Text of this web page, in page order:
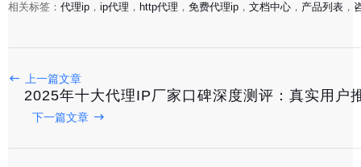
相关标签： 代理ip ， ip代理 ， http代理 ， 免费代理ip ， 文档中心 ， 产品列表 ，
上一篇文章
2025年十大代理IP厂家口碑深度测评：真实用户
下一篇文章
2025年主流代理IP服务商深度测评：从个人爬虫到企业级
2025年代理IP服务终极评测：五大主流服务商谁是性能与